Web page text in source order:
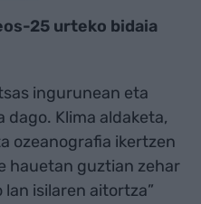
25 urteko bidaia
ingurunean eta
Klima aldaketa,
ozeanografia ikertzen
hauetan guztian zehar
isilaren aitortza”